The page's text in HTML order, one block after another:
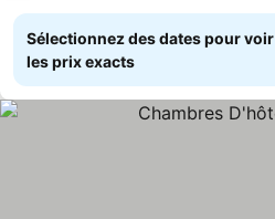
Sélectionnez des dates pour voir
les prix exacts